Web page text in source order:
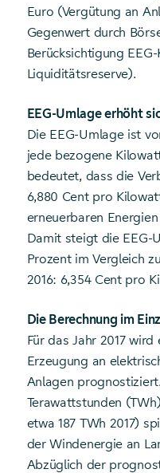
Euro (Vergütung an
Gegenwert durch
Berücksichtigung
Liquiditätsreserve).
EEG-Umlage erhöht
Die EEG-Umlage ist
jede bezogene
bedeutet, dass die
6,880 Cent pro
erneuerbaren
Damit steigt die EEG-
Prozent im Vergleich
2016: 6,354 Cent pro
Die Berechnung im
Für das Jahr 2017
Erzeugung an
Anlagen
Terawattstunden
etwa 187 TWh 2017)
der Windenergie an
Abzüglich der